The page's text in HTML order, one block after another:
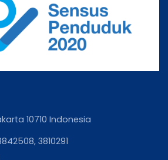
10710 Indonesia
3810291